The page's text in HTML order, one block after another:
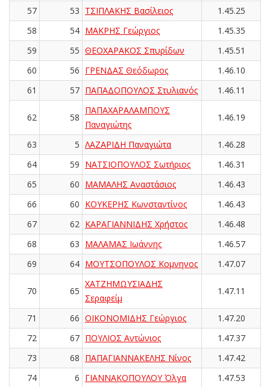
57
53 ΤΣΙΠΛΑΚΗΣ Βασίλειος
1.45.25
58
54 ΜΑΚΡΗΣ Γεώργιος
1.45.35
59
55 ΘΕΟΧΑΡΑΚΟΣ Σπυρίδων
1.45.51
60
56 ΓΡΕΝΔΑΣ Θεόδωρος
1.46.10
61
57 ΠΑΠΑΔΟΠΟΥΛΟΣ Στυλιανός 1.46.11
62 58
ΠΑΠΑΧΑΡΑΛΑΜΠΟΥΣ
Παναγιώτης
1.46.19
63 5 ΛΑΖΑΡΙΔΗ Παναγιώτα
1.46.28
64
59 ΝΑΤΣΙΟΠΟΥΛΟΣ Σωτήριος
1.46.31
65
60 ΜΑΜΑΛΗΣ Αναστάσιος
1.46.43
66
60 ΚΟΥΚΕΡΗΣ Κωνσταντίνος
1.46.43
67
62 ΚΑΡΑΓΙΑΝΝΙΔΗΣ Χρήστος
1.46.48
68
63 ΜΑΛΑΜΑΣ Ιωάννης
1.46.57
69
64 ΜΟΥΤΣΟΠΟΥΛΟΣ Κομνηνος 1.47.07
70 65
ΧΑΤΖΗΜΩΥΣΙΑΔΗΣ
Σεραφείμ
1.47.11
71 66 ΟΙΚΟΝΟΜΙΔΗΣ Γεώργιος
1.47.20
72
67 ΠΟΥΛΙΟΣ Αντώνιος
1.47.37
73
68 ΠΑΠΑΓΙΑΝΝΑΚΕΛΗΣ Νίνος
1.47.42
74
6 ΓΙΑΝΝΑΚΟΠΟΥΛΟΥ Όλγα
1.47.53